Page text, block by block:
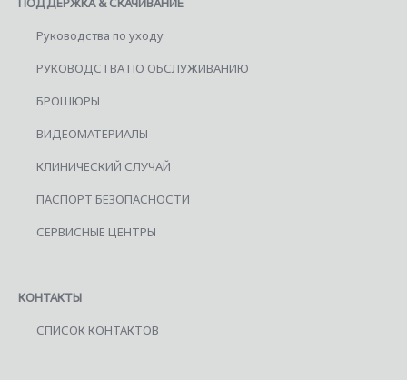
Руководства по уходу
РУКОВОДСТВА ПО ОБСЛУЖИВАНИЮ
БРОШЮРЫ
ВИДЕОМАТЕРИАЛЫ
КЛИНИЧЕСКИЙ СЛУЧАЙ
ПАСПОРТ БЕЗОПАСНОСТИ
СЕРВИСНЫЕ ЦЕНТРЫ
КОНТАКТЫ
СПИСОК КОНТАКТОВ